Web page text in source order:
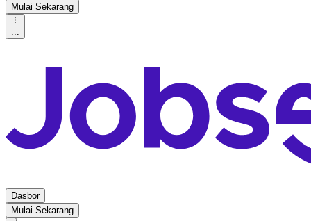
Mulai Sekarang
...
Dasbor
Mulai Sekarang